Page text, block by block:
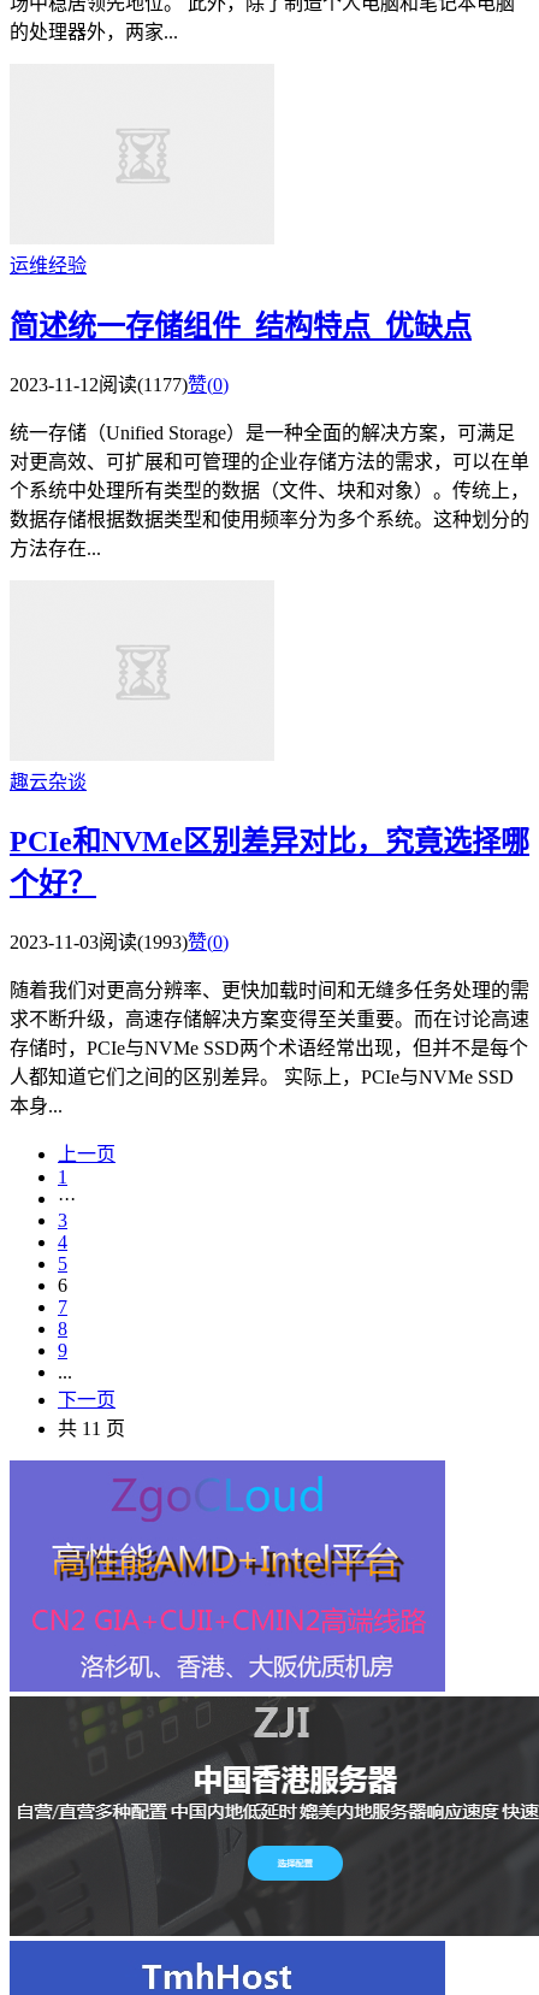
的处理器外，两家...
运维经验
简述统一存储组件_结构特点_优缺点
2023-11-12阅读(1177)赞(0)
统一存储（Unified Storage）是一种全面的解决方案，可满足
对更高效、可扩展和可管理的企业存储方法的需求，可以在单
个系统中处理所有类型的数据（文件、块和对象）。传统上，
数据存储根据数据类型和使用频率分为多个系统。这种划分的
方法存在...
趣云杂谈
PCIe和NVMe区别差异对比，究竟选择哪
个好？
2023-11-03阅读(1993)赞(0)
随着我们对更高分辨率、更快加载时间和无缝多任务处理的需
求不断升级，高速存储解决方案变得至关重要。而在讨论高速
存储时，PCIe与NVMe SSD两个术语经常出现，但并不是每个
人都知道它们之间的区别差异。 实际上，PCIe与NVMe SSD
本身...
上一页
1
···
3
4
5
6
7
8
9
...
下一页
共 11 页